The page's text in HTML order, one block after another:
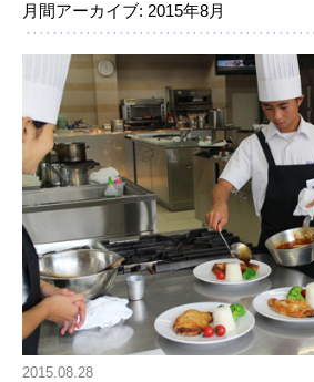
月間アーカイブ: 2015年8月
2015.08.28